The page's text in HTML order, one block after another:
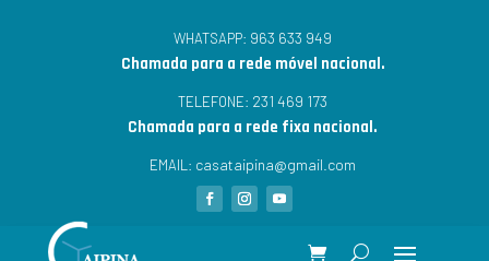
WHATSAPP: 963 633 949
Chamada para a rede móvel nacional.
TELEFONE: 231 469 173
Chamada para a rede fixa nacional.
EMAIL: casataipina@gmail.com